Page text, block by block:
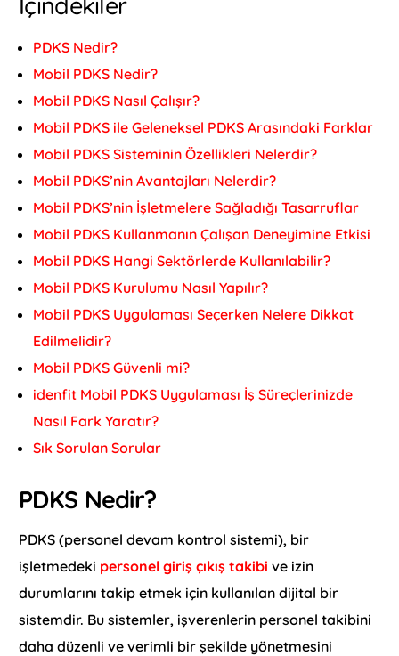
PDKS Nedir?
Mobil PDKS Nedir?
Mobil PDKS Nasıl Çalışır?
Mobil PDKS ile Geleneksel PDKS Arasındaki Farklar
Mobil PDKS Sisteminin Özellikleri Nelerdir?
Mobil PDKS’nin Avantajları Nelerdir?
Mobil PDKS’nin İşletmelere Sağladığı Tasarruflar
Mobil PDKS Kullanmanın Çalışan Deneyimine Etkisi
Mobil PDKS Hangi Sektörlerde Kullanılabilir?
Mobil PDKS Kurulumu Nasıl Yapılır?
Mobil PDKS Uygulaması Seçerken Nelere Dikkat
Edilmelidir?
Mobil PDKS Güvenli mi?
idenfit Mobil PDKS Uygulaması İş Süreçlerinizde
Nasıl Fark Yaratır?
Sık Sorulan Sorular
PDKS Nedir?
PDKS (personel devam kontrol sistemi), bir
işletmedeki personel giriş çıkış takibi ve izin
durumlarını takip etmek için kullanılan dijital bir
sistemdir. Bu sistemler, işverenlerin personel takibini
daha düzenli ve verimli bir şekilde yönetmesini